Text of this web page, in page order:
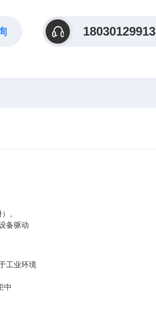
18030129913
。
备驱动
工业环境
中